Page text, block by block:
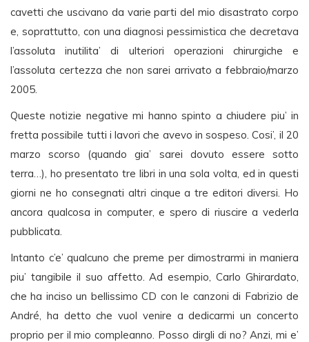
cavetti che uscivano da varie parti del mio disastrato corpo
e, soprattutto, con una diagnosi pessimistica che decretava
l’assoluta inutilita’ di ulteriori operazioni chirurgiche e
l’assoluta certezza che non sarei arrivato a febbraio/marzo
2005.
Queste notizie negative mi hanno spinto a chiudere piu’ in
fretta possibile tutti i lavori che avevo in sospeso. Cosi’, il 20
marzo scorso (quando gia’ sarei dovuto essere sotto
terra…), ho presentato tre libri in una sola volta, ed in questi
giorni ne ho consegnati altri cinque a tre editori diversi. Ho
ancora qualcosa in computer, e spero di riuscire a vederla
pubblicata.
Intanto c’e’ qualcuno che preme per dimostrarmi in maniera
piu’ tangibile il suo affetto. Ad esempio, Carlo Ghirardato,
che ha inciso un bellissimo CD con le canzoni di Fabrizio de
André, ha detto che vuol venire a dedicarmi un concerto
proprio per il mio compleanno. Posso dirgli di no? Anzi, mi e’